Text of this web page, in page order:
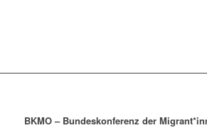
BKMO – Bundeskonferenz der